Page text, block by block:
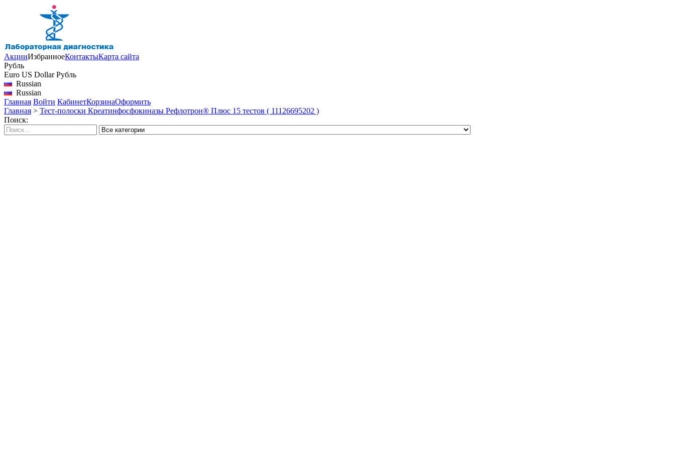
АкцииИзбранноеКонтактыКарта сайта
Рубль
Euro US Dollar Рубль
Russian
Russian
Главная Войти КабинетКорзинаОформить
Главная > Тест-полоски Креатинфосфокиназы Рефлотрон® Плюс 15 тестов ( 11126695202 )
Поиск: